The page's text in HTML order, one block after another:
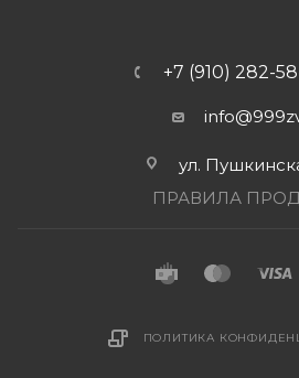
+7 (910) 282-
ул.
ПРАВИЛА
ПОЛИТИКА